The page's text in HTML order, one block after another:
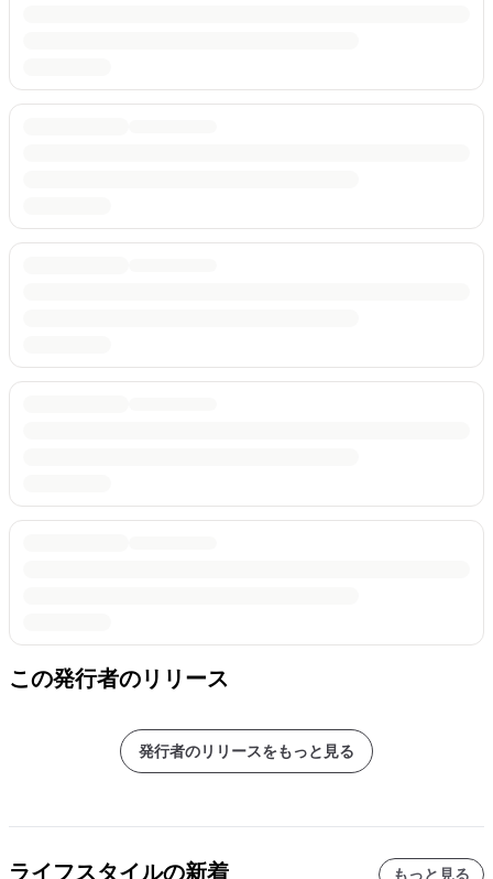
この発行者のリリース
発行者のリリースをもっと見る
ライフスタイルの新着 もっと見る